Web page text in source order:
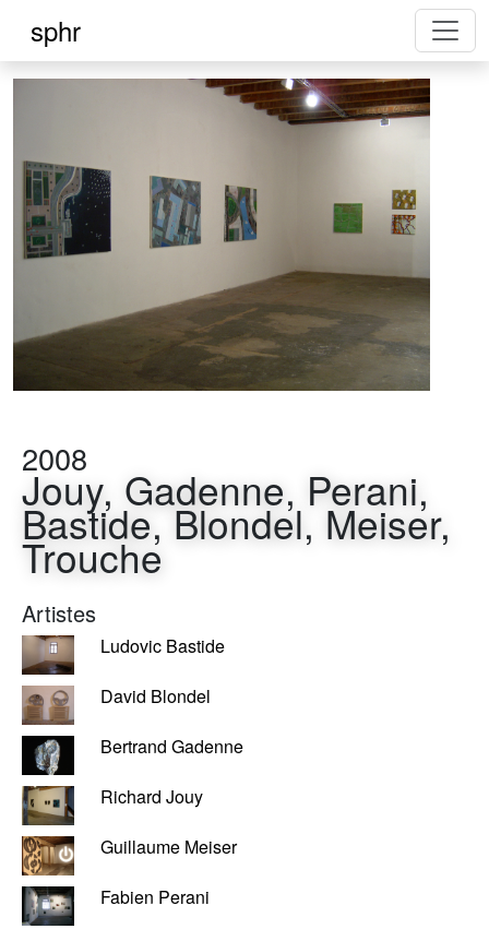
sphr
2008
Jouy, Gadenne, Perani,
Bastide, Blondel, Meiser,
Trouche
Artistes
Ludovic Bastide
David Blondel
Bertrand Gadenne
Richard Jouy
Guillaume Meiser
Fabien Perani